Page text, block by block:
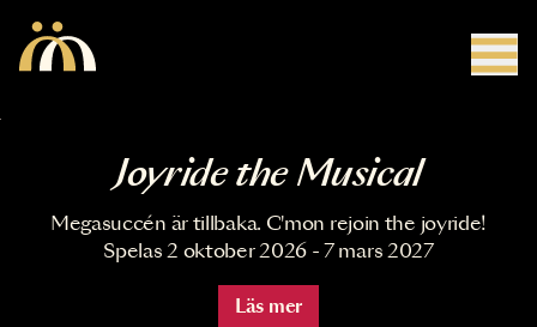
Joyride the Musical
Megasuccén är tillbaka. C'mon rejoin the joyride!
Spelas 2 oktober 2026 - 7 mars 2027
Läs mer